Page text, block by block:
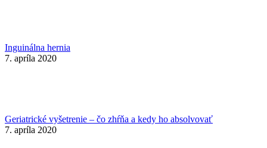
Inguinálna hernia
7. apríla 2020
Geriatrické vyšetrenie – čo zhŕňa a kedy ho absolvovať
7. apríla 2020